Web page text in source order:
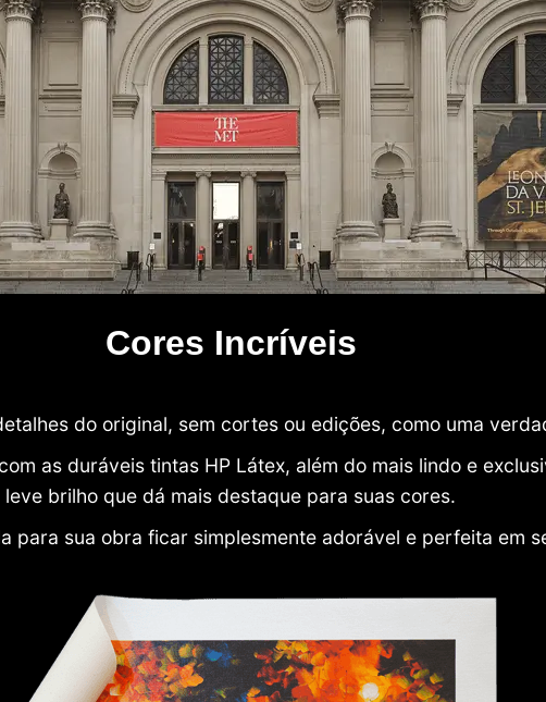
Cores Incríveis
do original, sem cortes ou edições, como uma
as duráveis tintas HP Látex, além do mais lindo e
leve brilho que dá mais destaque para suas cores.
para sua obra ficar simplesmente adorável e perfeita em